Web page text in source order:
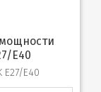
E40
E27/E40